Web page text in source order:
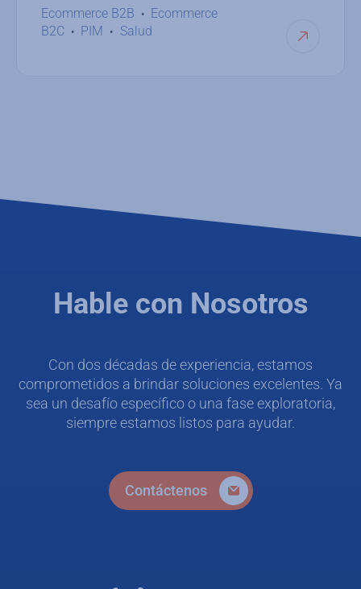
Ecommerce B2B
Ecommerce
B2C
PIM Salud
Hable con Nosotros
Con dos décadas de experiencia, estamos
comprometidos a brindar soluciones excelentes. Ya
sea un desafío específico o una fase exploratoria,
siempre estamos listos para ayudar.
Contáctenos